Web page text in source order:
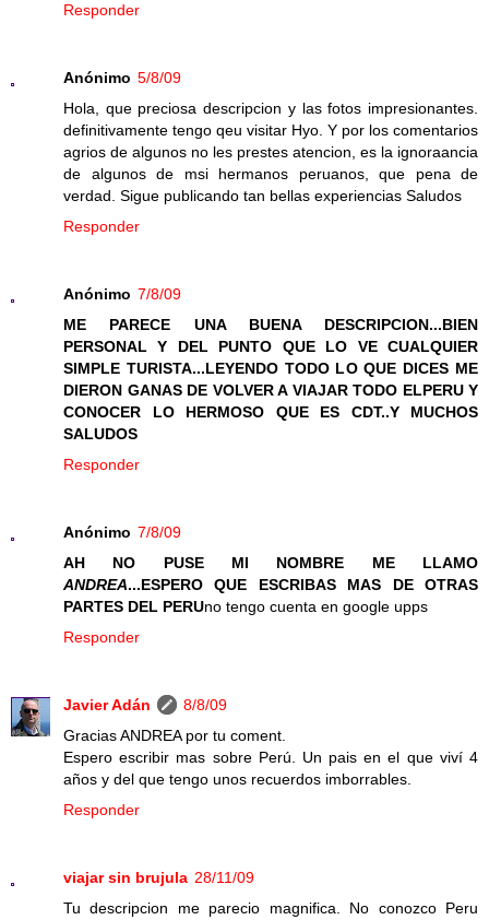
Responder
Anónimo 5/8/09
Hola, que preciosa descripcion y las fotos impresionantes.
definitivamente tengo qeu visitar Hyo. Y por los comentarios
agrios de algunos no les prestes atencion, es la ignoraancia
de algunos de msi hermanos peruanos, que pena de
verdad. Sigue publicando tan bellas experiencias Saludos
Responder
Anónimo 7/8/09
ME PARECE UNA BUENA DESCRIPCION...BIEN
PERSONAL Y DEL PUNTO QUE LO VE CUALQUIER
SIMPLE TURISTA...LEYENDO TODO LO QUE DICES ME
DIERON GANAS DE VOLVER A VIAJAR TODO ELPERU Y
CONOCER LO HERMOSO QUE ES CDT..Y MUCHOS
SALUDOS
Responder
Anónimo 7/8/09
AH NO PUSE MI NOMBRE ME LLAMO
ANDREA...ESPERO QUE ESCRIBAS MAS DE OTRAS
PARTES DEL PERUno tengo cuenta en google upps
Responder
Javier Adán
8/8/09
Gracias ANDREA por tu coment.
Espero escribir mas sobre Perú. Un pais en el que viví 4
años y del que tengo unos recuerdos imborrables.
Responder
viajar sin brujula 28/11/09
Tu descripcion me parecio magnifica. No conozco Peru